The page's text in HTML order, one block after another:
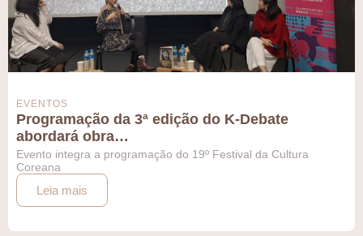
EVENTOS
Programação da 3ª edição do K-Debate
abordará obra…
Evento integra a programação do 19º Festival da Cultura
Coreana
Leia mais